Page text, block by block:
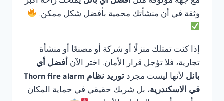
وثقة في أن منشأتك محمية بأفضل شكل ممكن.
إذا كنت تمتلك منزلًا أو شركة أو مصنعًا أو منشأة
تجارية، فلا تؤجل قرار الأمان. اختر الآن أفضل أي
بانل لأنها ليست مجرد
توريد نظام Thorn fire alarm
في الاسكندرية، بل شريك حقيقي في حماية المكان